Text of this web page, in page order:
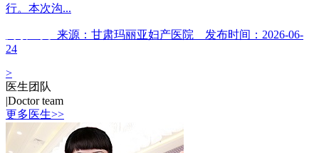
行。本次沟...
来源：甘肃玛丽亚妇产医院 发布时间：2026-06-
24
>
医生团队
|Doctor team
更多医生>>